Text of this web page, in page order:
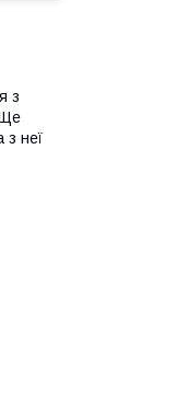
з
Ще
з неї